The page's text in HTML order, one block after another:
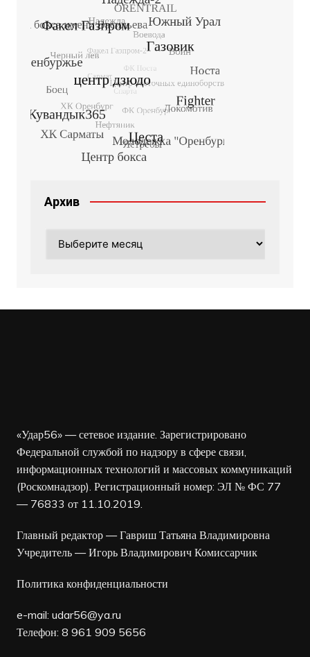
Архив
«Удар56» — сетевое издание. Зарегистрировано
Федеральной службой по надзору в сфере связи,
информационных технологий и массовых коммуникаций
(Роскомнадзор). Регистрационный номер: ЭЛ № ФС 77
— 76833 от 11.10.2019.
Главный редактор — Гавриш Татьяна Владимировна
Учредитель — Игорь Владимирович Комиссарчик
Политика конфиденциальности
e-mail: udar56@ya.ru
Телефон: 8 961 909 5656